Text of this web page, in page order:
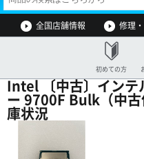
全国店舗情報 修理
初めての方
Intel 〔中古〕イン
ー 9700F Bulk（中
庫状況